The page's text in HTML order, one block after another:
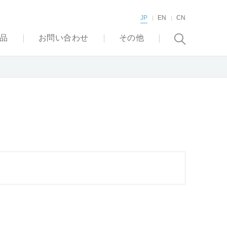
JP EN CN
お問い合わせ その他